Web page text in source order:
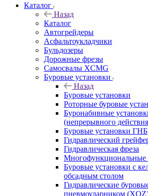
Каталог
Назад
Каталог
Автогрейдеры
Асфальтоукладчики
Бульдозеры
Дорожные фрезы
Самосвалы XCMG
Буровые установки
Назад
Буровые установки
Роторные буровые
Буронабивные
(непрерывного
Буровые установки ГНБ
Гидравлический
Гидравлическая фреза
Многофункциональные
Буровые установки с
обсадным столом
Гидравлические
пневмоударником